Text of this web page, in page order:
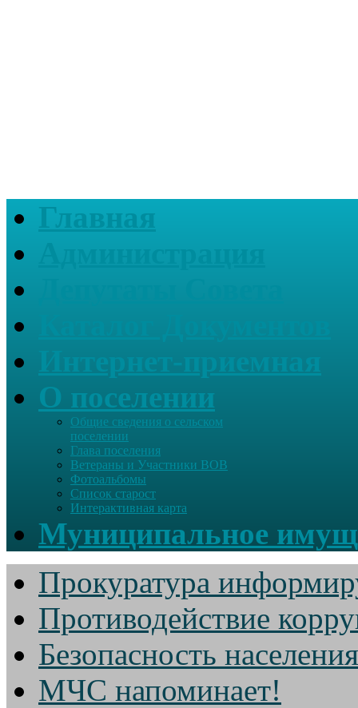
Главная
О поселении
Общие сведения о сельском
поселении
Глава поселения
Ветераны и Участники ВОВ
Фотоальбомы
Список старост
Интерактивная карта
Муниципальное
Прокуратура
Противодействие
Безопасность населения
МЧС напоминает!